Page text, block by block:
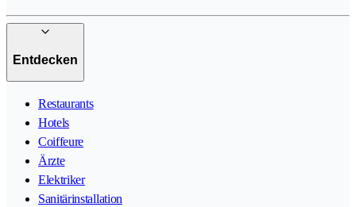
Entdecken
Restaurants
Hotels
Coiffeure
Ärzte
Elektriker
Sanitärinstallation